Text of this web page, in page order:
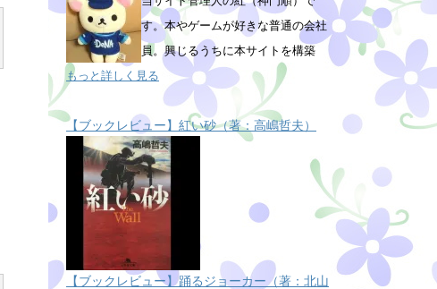
す。本やゲームが好きな普通の会社
員。興じるうちに本サイトを構築
もっと詳しく見る
【ブックレビュー】紅い砂（著：高嶋哲夫）
【ブックレビュー】踊るジョーカー（著：北山